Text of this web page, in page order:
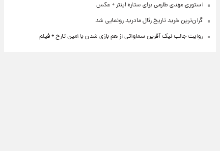
استوری مهدی طارمی برای ستاره اینتر + عکس
گران‌ترین خرید تاریخ رئال مادرید رونمایی شد
روایت جالب نیک آفرین سماواتی از هم بازی شدن با امین تارخ + فیلم